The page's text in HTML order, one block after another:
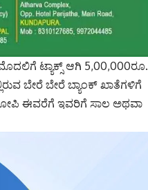
ಮೊದಲಿಗೆ ಟ್ಯಾಕ್ಸ್ ಆಗಿ 5,00,000ರೂ.
ಬೇರೆ ಬೇರೆ ಬ್ಯಾಂಕ್ ಖಾತೆಗಳಿಗೆ
ಈವರೆಗೆ ಇವರಿಗೆ ಸಾಲ ಅಥವಾ